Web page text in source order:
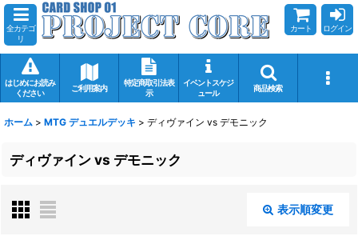
全カテゴ
リ
カート ログイン
はじめにお読み
ください
ご利用案内
特定商取引法表
示
イベントスケジ
ュール
商品検索
ホーム > MTG デュエルデッキ > ディヴァイン vs デモニック
ディヴァイン vs デモニック
表示順変更